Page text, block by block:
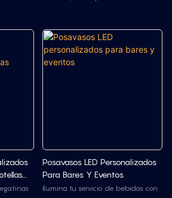
Posavasos LED Personalizados
Para Bares Y Eventos
Ilumina tu servicio de bebidas con